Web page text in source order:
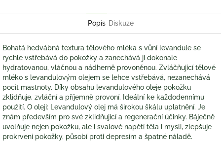
Popis Diskuze
Bohatá hedvábná textura tělového mléka s vůní levandule se
rychle vstřebává do pokožky a zanechává ji dokonale
hydratovanou, vláčnou a nádherně provoněnou. Zvláčňující tělové
mléko s levandulovým olejem se lehce vstřebává, nezanechává
pocit mastnoty. Díky obsahu levandulového oleje pokožku
zklidňuje, zvláční a příjemně provoní. Ideální ke každodennímu
použití. O oleji: Levandulový olej má širokou škálu uplatnění. Je
znám především pro své zklidňující a regenerační účinky. Báječně
uvolňuje nejen pokožku, ale i svalové napětí těla i mysli, zlepšuje
prokrvení pokožky, působí proti depresím a špatné náladě.